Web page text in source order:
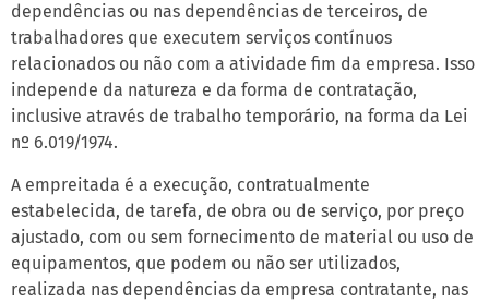
dependências ou nas dependências de terceiros, de
trabalhadores que executem serviços contínuos
relacionados ou não com a atividade fim da empresa. Isso
independe da natureza e da forma de contratação,
inclusive através de trabalho temporário, na forma da Lei
nº 6.019/1974.
A empreitada é a execução, contratualmente
estabelecida, de tarefa, de obra ou de serviço, por preço
ajustado, com ou sem fornecimento de material ou uso de
equipamentos, que podem ou não ser utilizados,
realizada nas dependências da empresa contratante, nas